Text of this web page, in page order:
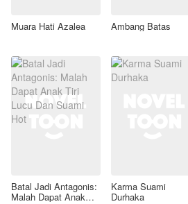
Muara Hati Azalea Ambang Batas
Batal Jadi Antagonis:
Malah Dapat Anak
Karma Suami
Durhaka